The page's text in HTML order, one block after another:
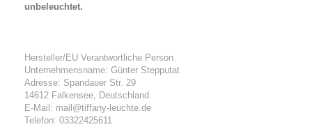
unbeleuchtet.
Hersteller/EU Verantwortliche Person
Unternehmensname: Günter Stepputat
Adresse: Spandauer Str. 29
14612 Falkensee, Deutschland
E-Mail: mail@tiffany-leuchte.de
Telefon: 03322425611